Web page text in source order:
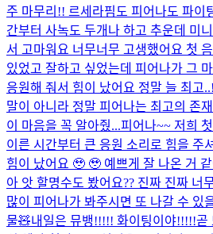
주 마무리!! 르세라핌도 피어나도 파이
간부터 사녹도 두개나 하고 추운데 미
서 고마워요 너무너무 고생했어요 첫
있었고 잘하고 싶었는데 피어나가 그
응원해 줘서 힘이 났어요 정말 늘 최고
말이 아니라 정말 피어나는 최고의 존
이 마음을 꼭 알아줬...피어나~~ 저희
이른 시간부터 큰 응원 소리로 힘을 주
힘이 났어요 🥹 🥹 예쁘게 잘 나온 거
아 앗 할명수도 봤어요?? 진짜 진짜 너
많이 피어나가 봐주시면 또 나갈 수 있
물🧸내일은 뮤뱅!!!!! 화이팅이야!!!!!곧